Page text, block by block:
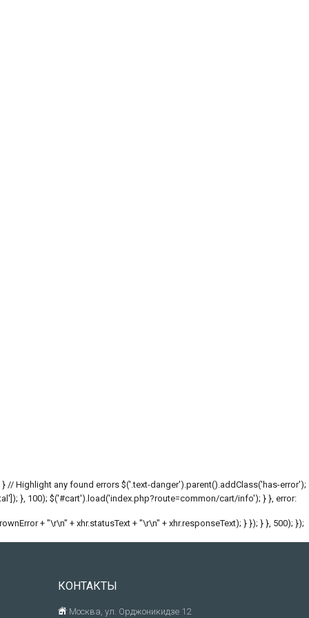
} // Highlight any found errors $('.text-danger').parent().addClass('has-error');
}, 100); $('#cart').load('index.php?route=common/cart/info'); } }, error:
+ "\r\n" + xhr.statusText + "\r\n" + xhr.responseText); } }); } }, 500); });
КОНТАКТЫ
Москва, ул. Орджоникидзе 12